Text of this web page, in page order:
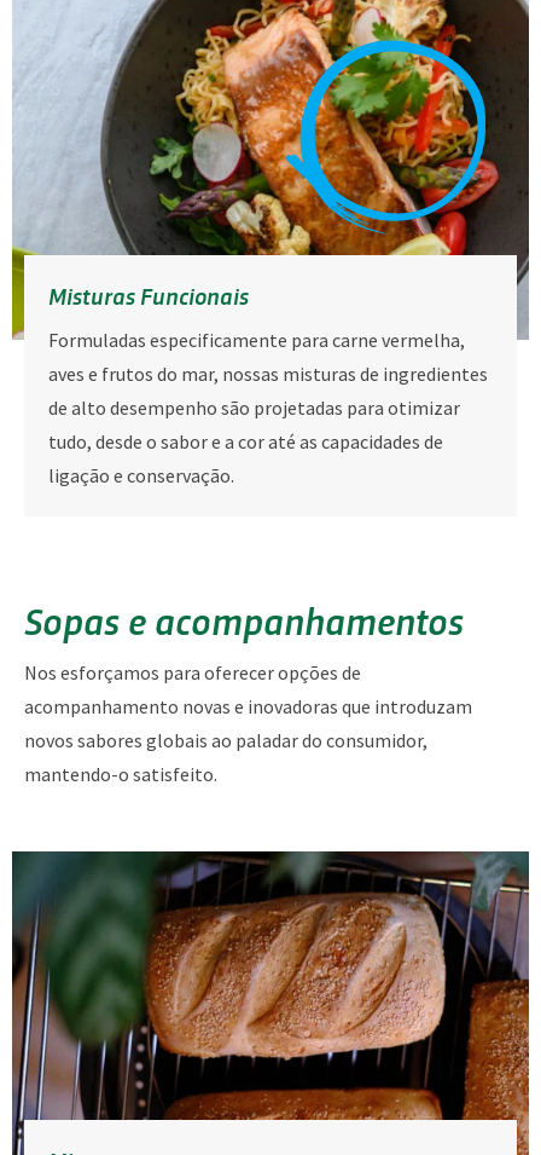
Misturas Funcionais
Formuladas especificamente para carne vermelha,
aves e frutos do mar, nossas misturas de ingredientes
de alto desempenho são projetadas para otimizar
tudo, desde o sabor e a cor até as capacidades de
ligação e conservação.
Sopas e acompanhamentos
Nos esforçamos para oferecer opções de
acompanhamento novas e inovadoras que introduzam
novos sabores globais ao paladar do consumidor,
mantendo-o satisfeito.